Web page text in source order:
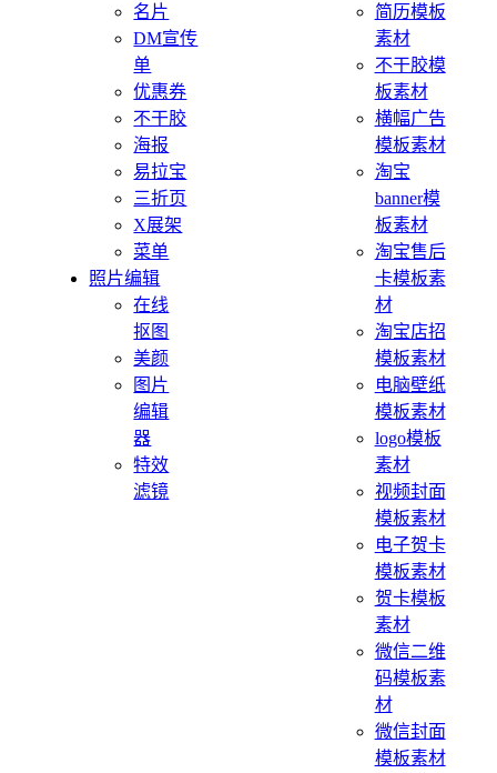
名片
DM宣传
单
优惠券
不干胶
海报
易拉宝
三折页
X展架
菜单
照片编辑
在线
抠图
美颜
图片
编辑
器
特效
滤镜
简历模板
素材
不干胶模
板素材
横幅广告
模板素材
淘宝
banner模
板素材
淘宝售后
卡模板素
材
淘宝店招
模板素材
电脑壁纸
模板素材
logo模板
素材
视频封面
模板素材
电子贺卡
模板素材
贺卡模板
素材
微信二维
码模板素
材
微信封面
模板素材